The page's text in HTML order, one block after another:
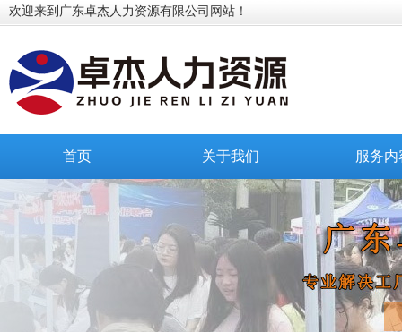
欢迎来到广东卓杰人力资源有限公司网站！
首页 关于我们 服务内